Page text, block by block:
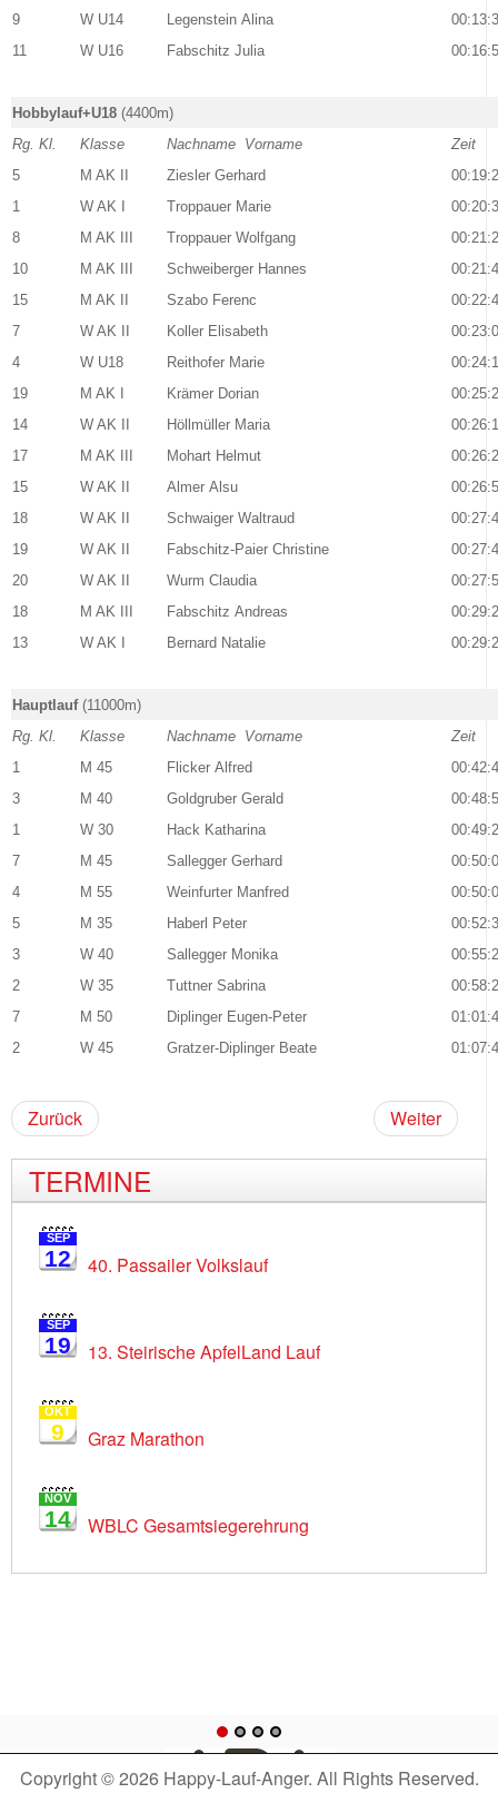
9
W U14 Legenstein Alina
11
W U16 Fabschitz Julia
Hobbylauf+U18 (4400m)
Rg. Kl.
Klasse Nachname Vorname
Zeit
5
M AK II Ziesler Gerhard
1
W AK I Troppauer Marie
8
M AK III Troppauer Wolfgang
10
M AK III Schweiberger Hannes
15
M AK II Szabo Ferenc
7
W AK II Koller Elisabeth
4
W U18 Reithofer Marie
19
M AK I Krämer Dorian
14
W AK II Höllmüller Maria
17
M AK III Mohart Helmut
15
W AK II Almer Alsu
18
W AK II Schwaiger Waltraud
19
W AK II Fabschitz-Paier Christine
20
W AK II Wurm Claudia
18
M AK III Fabschitz Andreas
13
W AK I Bernard Natalie
Hauptlauf (11000m)
Rg. Kl.
Klasse Nachname Vorname
Zeit
1
M 45 Flicker Alfred
3
M 40 Goldgruber Gerald
1
W 30 Hack Katharina
7
M 45 Sallegger Gerhard
4
M 55 Weinfurter Manfred
5
M 35 Haberl Peter
3
W 40 Sallegger Monika
2
W 35 Tuttner Sabrina
7
M 50 Diplinger Eugen-Peter
2
W 45 Gratzer-Diplinger Beate
Zurück Weiter
TERMINE
SEP
12 40. Passailer Volkslauf
SEP
19 13. Steirische ApfelLand Lauf
OKT
9 Graz Marathon
NOV
14 WBLC Gesamtsiegerehrung
Copyright © 2026 Happy-Lauf-Anger. All Rights Reserved.